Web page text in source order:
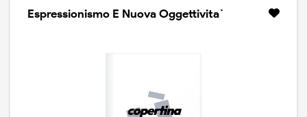
Espressionismo E Nuova Oggettivita`